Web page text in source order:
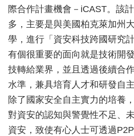
際合作計畫機會－iCAST。該
多，主要是與美國柏克萊加州
學，進行「資安科技跨國研究
有個很重要的面向就是技術開
技轉給業界，並且透過後續合
水準，兼具培育人才和研發自
除了國家安全自主實力的培養
對資安的認知與警覺性不足、
資安，致使有心人士可透過